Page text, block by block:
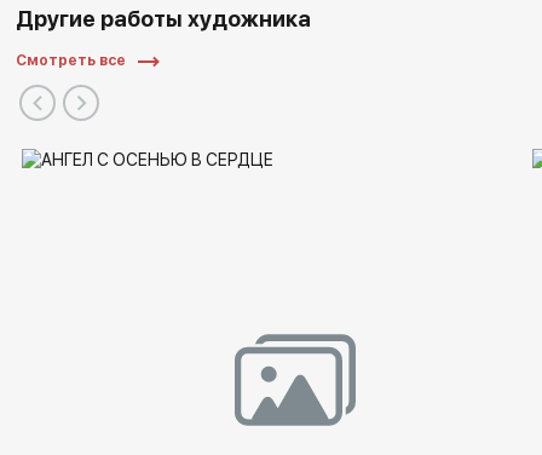
Другие работы художника
Смотреть все